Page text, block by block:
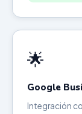
🌟
Google
Integración